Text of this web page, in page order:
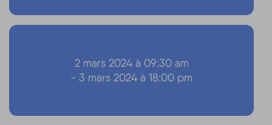
2 mars 2024 à 09:30 am
- 3 mars 2024 à 18:00 pm